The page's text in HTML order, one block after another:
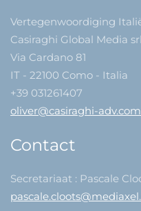
Vertegenwoordiging
Casiraghi Global Media srl
Via Cardano 81
IT - 22100 Como - Italia
+39 031261407
oliver@casiraghi-adv.com
Contact
Secretariaat : Pascale